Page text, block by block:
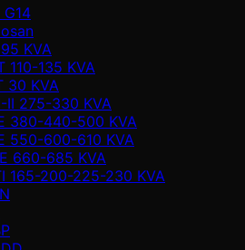
G14
KVA
110-135 KVA
30 KVA
II 275-330 KVA
380-440-500 KVA
550-600-610 KVA
660-685 KVA
165-200-225-230 KVA